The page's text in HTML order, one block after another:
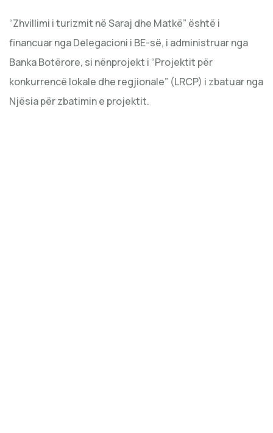
“Zhvillimi i turizmit në Saraj dhe Matkë” është i
financuar nga Delegacioni i BE-së, i administruar nga
Banka Botërore, si nënprojekt i “Projektit për
konkurrencë lokale dhe regjionale” (LRCP) i zbatuar nga
Njësia për zbatimin e projektit.